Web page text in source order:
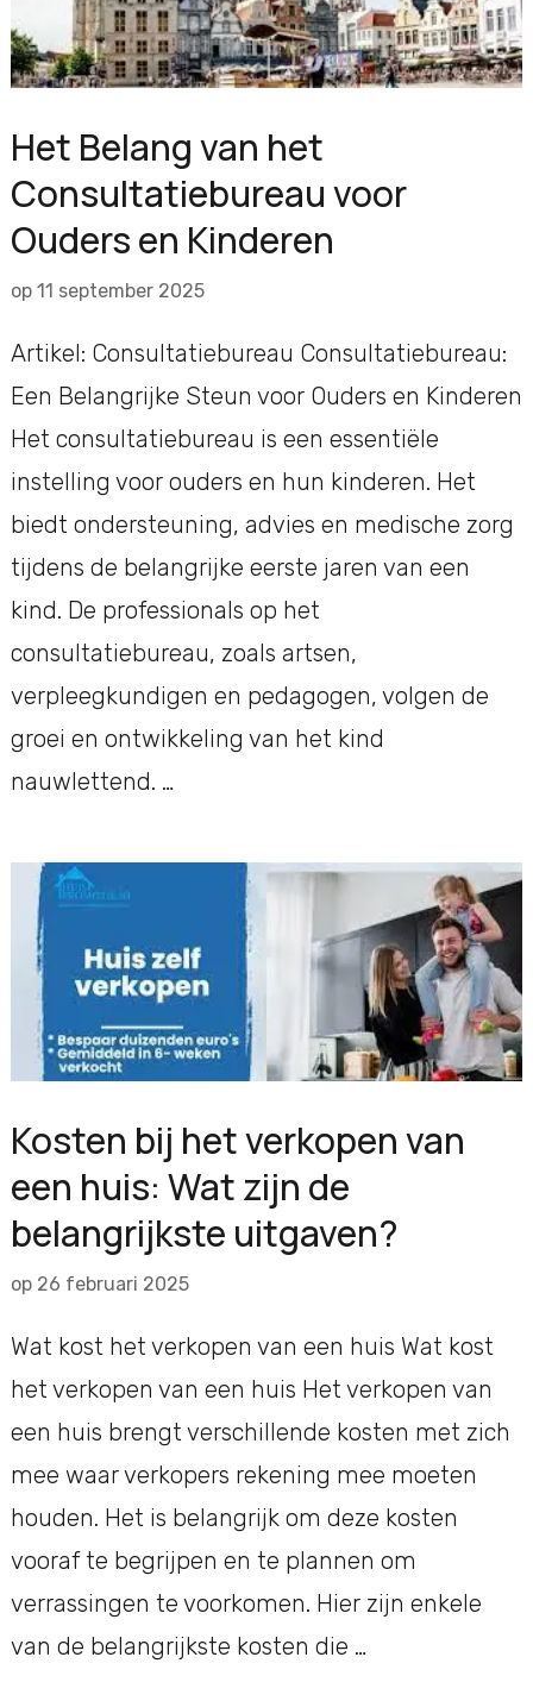
Het Belang van het
Consultatiebureau voor
Ouders en Kinderen
op 11 september 2025
Artikel: Consultatiebureau Consultatiebureau:
Een Belangrijke Steun voor Ouders en Kinderen
Het consultatiebureau is een essentiële
instelling voor ouders en hun kinderen. Het
biedt ondersteuning, advies en medische zorg
tijdens de belangrijke eerste jaren van een
kind. De professionals op het
consultatiebureau, zoals artsen,
verpleegkundigen en pedagogen, volgen de
groei en ontwikkeling van het kind
nauwlettend. …
Kosten bij het verkopen van
een huis: Wat zijn de
belangrijkste uitgaven?
op 26 februari 2025
Wat kost het verkopen van een huis Wat kost
het verkopen van een huis Het verkopen van
een huis brengt verschillende kosten met zich
mee waar verkopers rekening mee moeten
houden. Het is belangrijk om deze kosten
vooraf te begrijpen en te plannen om
verrassingen te voorkomen. Hier zijn enkele
van de belangrijkste kosten die …